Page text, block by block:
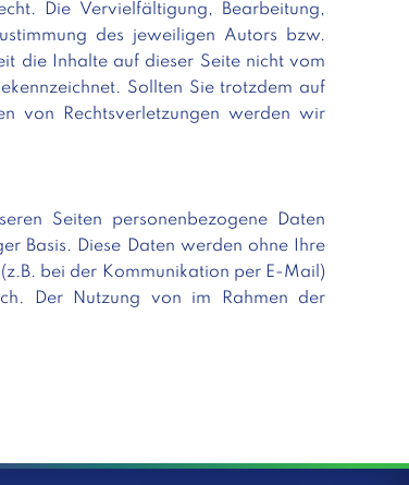
Die Vervielfältigung, Bearbeitung,
des jeweiligen Autors bzw.
die Inhalte auf dieser Seite nicht vom
Sollten Sie trotzdem auf
von Rechtsverletzungen werden wir
Seiten personenbezogene Daten
Basis. Diese Daten werden ohne Ihre
bei der Kommunikation per E-Mail)
Der Nutzung von im Rahmen der